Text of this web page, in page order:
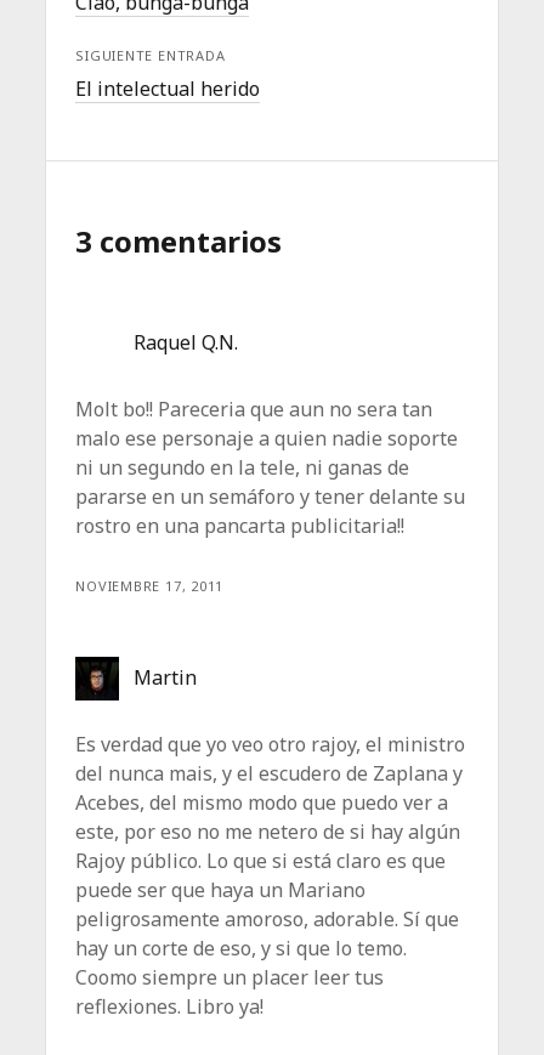
SIGUIENTE ENTRADA
El intelectual herido
3 comentarios
Raquel Q.N.
Molt bo!! Pareceria que aun no sera tan
malo ese personaje a quien nadie soporte
ni un segundo en la tele, ni ganas de
pararse en un semáforo y tener delante su
rostro en una pancarta publicitaria!!
NOVIEMBRE 17, 2011
Martin
Es verdad que yo veo otro rajoy, el ministro
del nunca mais, y el escudero de Zaplana y
Acebes, del mismo modo que puedo ver a
este, por eso no me netero de si hay algún
Rajoy público. Lo que si está claro es que
puede ser que haya un Mariano
peligrosamente amoroso, adorable. Sí que
hay un corte de eso, y si que lo temo.
Coomo siempre un placer leer tus
reflexiones. Libro ya!